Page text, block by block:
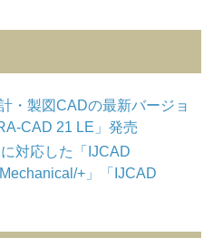
・製図CADの最新バージョ
CAD 21 LE」発売
対応した「IJCAD
+」「IJCAD